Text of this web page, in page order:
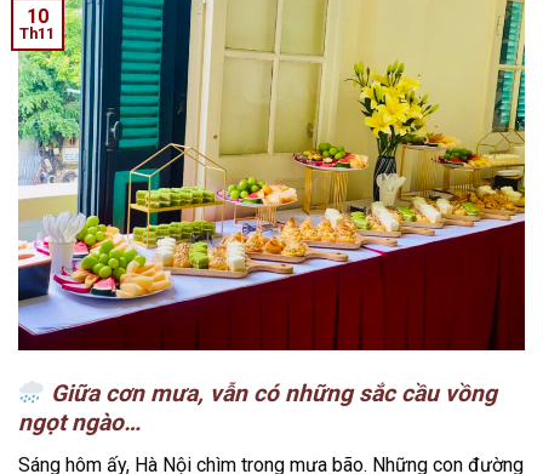
10
Th11
Giữa cơn mưa, vẫn có những sắc cầu vồng
ngọt ngào…
Sáng hôm ấy, Hà Nội chìm trong mưa bão. Những con đường